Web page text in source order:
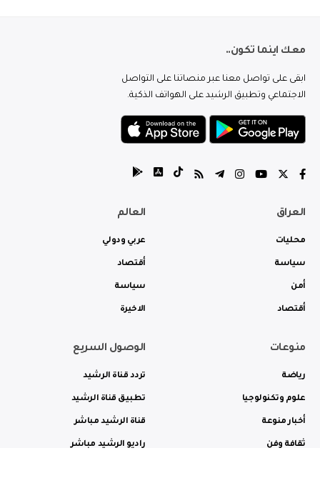
معك اينما تكون..
ابقى على تواصل معنا عبر منصاتنا على التواصل
الاجتماعي وتطبيق الرشيد على الهواتف الذكية.
العراق
محليات
سياسة
أمن
أقتصاد
العالم
عربي ودولي
أقتصاد
سياسة
الاخيرة
منوعات
رياضة
علوم وتكنولوجيا
أخبار منوعة
ثقافة وفن
الوصول السريع
تردد قناة الرشيد
تطبيق قناة الرشيد
قناة الرشيد مباشر
راديو الرشيد مباشر